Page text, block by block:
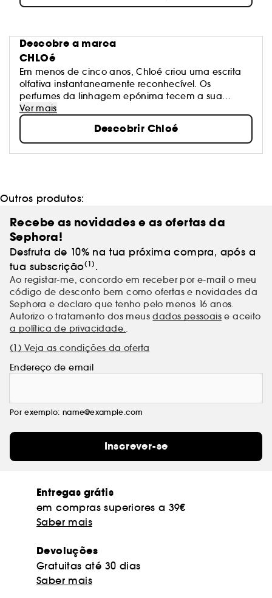
Descobre a marca
CHLOé
Em menos de cinco anos, Chloé criou uma escrita
olfativa instantaneamente reconhecível. Os
perfumes da linhagem epónima tecem a sua
história em torno da mesma flor, a rosa. Com quatro
variações delicadas, a rosa de Chloé absorve a luz
do amanhecer como o mistério da noite. Mergulha
num jardim de rosas, onde as pétalas representam
a frescura, a graça e a sofisticação de Chloé.
Ver mais
Descobrir Chloé
Outros produtos:
Recebe as novidades e as ofertas da
Sephora!
Desfruta de 10% na tua próxima compra, após a
tua subscrição(1) .
Ao registar-me, concordo em receber por e-mail o meu
código de desconto bem como ofertas e novidades da
Sephora e declaro que tenho pelo menos 16 anos.
Autorizo o tratamento dos meusdados pessoais e aceito
a política de privacidade..
(1) Veja as condições da oferta
Endereço de email
Por exemplo: name@example.com
Inscrever-se
Entregas grátis
em compras superiores a 39€
Saber mais
Devoluções
Gratuitas até 30 dias
Saber mais